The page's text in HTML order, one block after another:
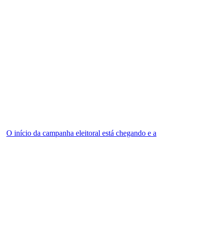
O início da campanha eleitoral está chegando e a